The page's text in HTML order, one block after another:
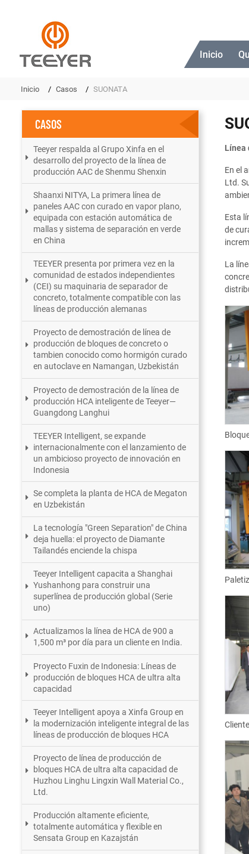
Inicio
Inicio Casos SUONATA
Línea
En el
Ltd.
Esta
de
La
CASOS
Teeyer respalda al Grupo Xinfa en el
desarrollo del proyecto de la línea de
producción AAC de Shenmu Shenxin
Shaanxi NITYA, La primera línea de
paneles AAC con curado en vapor plano,
equipada con estación automática de
mallas y sistema de separación en verde
en China
TEEYER presenta por primera vez en la
comunidad de estados independientes
(CEI) su maquinaria de separador de
concreto, totalmente compatible con las
líneas de producción alemanas
Proyecto de demostración de línea de
producción de bloques de concreto o
tambien conocido como hormigón curado
en autoclave en Namangan, Uzbekistán
Proyecto de demostración de la línea de
producción HCA inteligente de Teeyer—
Guangdong Langhui
TEEYER Intelligent, se expande
internacionalmente con el lanzamiento de
un ambicioso proyecto de innovación en
Indonesia
Se completa la planta de HCA de Megaton
en Uzbekistán
La tecnología "Green Separation" de China
deja huella: el proyecto de Diamante
Tailandés enciende la chispa
Teeyer Intelligent capacita a Shanghai
Yushanhong para construir una
superlínea de producción global (Serie
uno)
Actualizamos la línea de HCA de 900 a
1,500 m³ por día para un cliente en India.
Proyecto Fuxin de Indonesia: Líneas de
producción de bloques HCA de ultra alta
capacidad
Teeyer Intelligent apoya a Xinfa Group en
la modernización inteligente integral de las
líneas de producción de bloques HCA
Proyecto de línea de producción de
bloques HCA de ultra alta capacidad de
Huzhou Linghu Lingxin Wall Material Co.,
Ltd.
Producción altamente eficiente,
totalmente automática y flexible en
Sensata Group en Kazajstán